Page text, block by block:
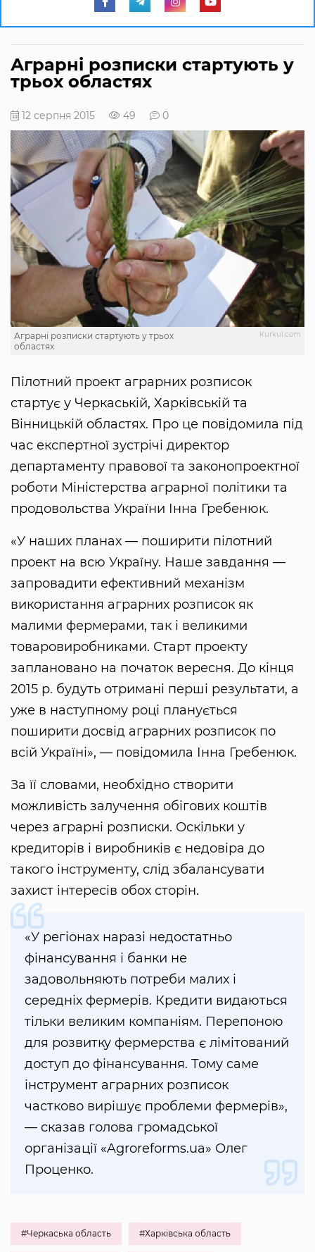
Аграрні розписки стартують у
трьох областях
12 серпня 2015 49 0
Кurkul.com
Аграрні розписки стартують у трьох
областях
Пілотний проект аграрних розписок
стартує у Черкаській, Харківській та
Вінницькій областях. Про це повідомила під
час експертної зустрічі директор
департаменту правової та законопроектної
роботи Міністерства аграрної політики та
продовольства України Інна Гребенюк.
«У наших планах — поширити пілотний
проект на всю Україну. Наше завдання —
запровадити ефективний механізм
використання аграрних розписок як
малими фермерами, так і великими
товаровиробниками. Старт проекту
заплановано на початок вересня. До кінця
2015 р. будуть отримані перші результати, а
уже в наступному році планується
поширити досвід аграрних розписок по
всій Україні», — повідомила Інна Гребенюк.
За її словами, необхідно створити
можливість залучення обігових коштів
через аграрні розписки. Оскільки у
кредиторів і виробників є недовіра до
такого інструменту, слід збалансувати
захист інтересів обох сторін.
«У регіонах наразі недостатньо
фінансування і банки не
задовольняють потреби малих і
середніх фермерів. Кредити видаються
тільки великим компаніям. Перепоною
для розвитку фермерства є лімітований
доступ до фінансування. Тому саме
інструмент аграрних розписок
частково вирішує проблеми фермерів»,
— сказав голова громадської
організації «Agroreforms.ua» Олег
Проценко.
#Черкаська область #Харківська область